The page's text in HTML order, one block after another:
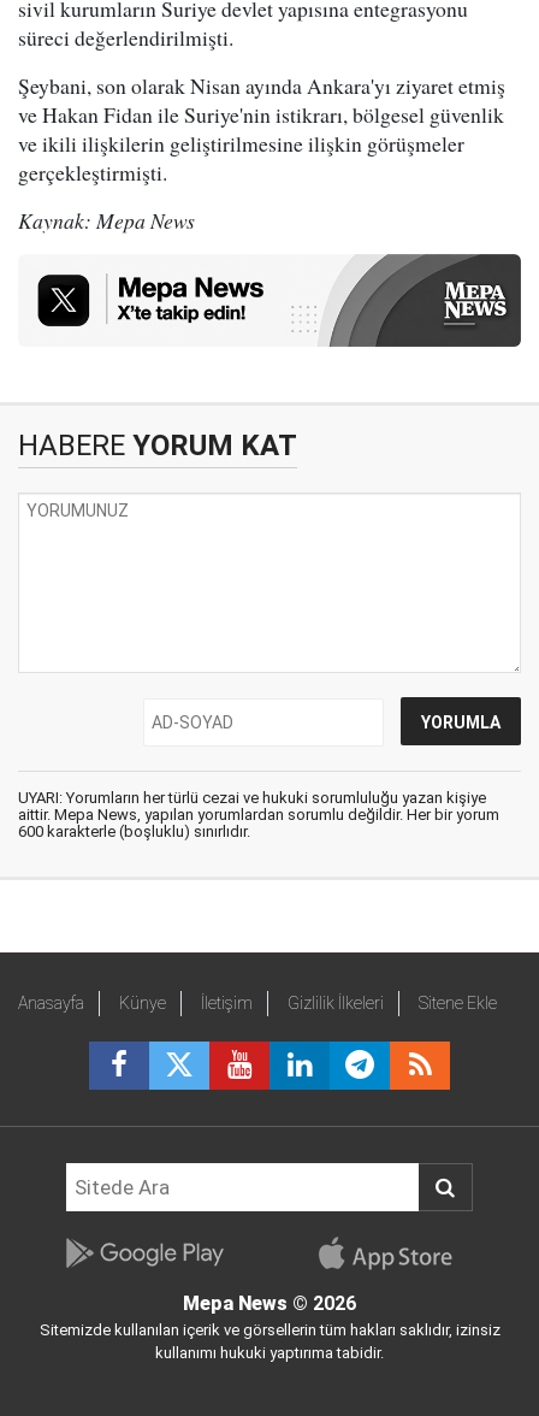
sivil kurumların Suriye devlet yapısına entegrasyonu
süreci değerlendirilmişti.
Şeybani, son olarak Nisan ayında Ankara'yı ziyaret etmiş
ve Hakan Fidan ile Suriye'nin istikrarı, bölgesel güvenlik
ve ikili ilişkilerin geliştirilmesine ilişkin görüşmeler
gerçekleştirmişti.
Kaynak: Mepa News
HABERE YORUM KAT
UYARI: Yorumların her türlü cezai ve hukuki sorumluluğu yazan kişiye
aittir. Mepa News, yapılan yorumlardan sorumlu değildir. Her bir yorum
600 karakterle (boşluklu) sınırlıdır.
Anasayfa Künye İletişim Gizlilik İlkeleri Sitene Ekle
Mepa News © 2026
Sitemizde kullanılan içerik ve görsellerin tüm hakları saklıdır, izinsiz
kullanımı hukuki yaptırıma tabidir.